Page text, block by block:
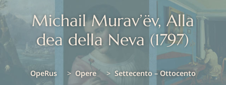
You are here:
Michail Murav’ëv, Alla
dea della Neva (1797)
OpeRus Opere Settecento – Ottocento